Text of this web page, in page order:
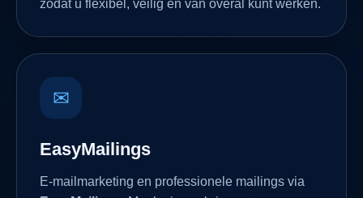
✉
EasyMailings
EasyMailings. Maak nieuwsbrieven, campagnes